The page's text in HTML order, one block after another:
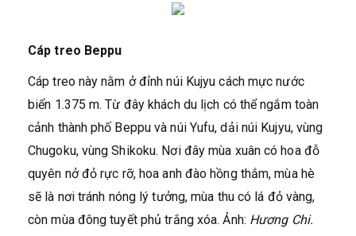
Cáp treo Beppu
Cáp treo này nằm ở đỉnh núi Kujyu cách mực nước
biển 1.375 m. Từ đây khách du lịch có thể ngắm toàn
cảnh thành phố Beppu và núi Yufu, dải núi Kujyu, vùng
Chugoku, vùng Shikoku. Nơi đây mùa xuân có hoa đỗ
quyên nở đỏ rực rỡ, hoa anh đào hồng thắm, mùa hè
sẽ là nơi tránh nóng lý tưởng, mùa thu có lá đỏ vàng,
còn mùa đông tuyết phủ trắng xóa. Ảnh: Hương Chi.